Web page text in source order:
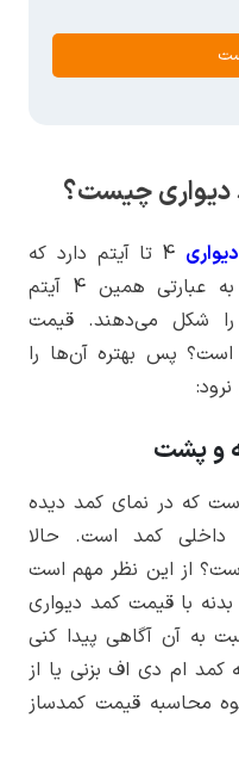
دیواری چیست؟
4 تا آیتم دارد که
خیلی مهم و تاثیرگذار هستند. به عبارتی همین 4 آیتم
شکل می‌دهند. قیمت
پس بهتره آن‌ها را
که در نمای کمد دیده
کمد است. حالا
از این نظر مهم است
با قیمت کمد دیواری
به آن آگاهی پیدا کنی
کمد ام دی اف بزنی یا از
محاسبه قیمت کمدساز